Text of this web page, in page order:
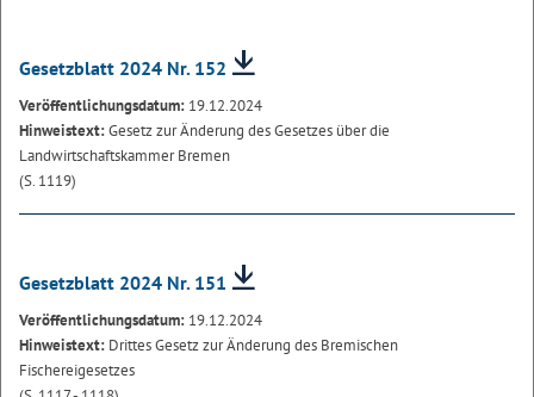
Gesetzblatt 2024 Nr. 152
Veröffentlichungsdatum: 19.12.2024
Hinweistext:Gesetz zur Änderung des Gesetzes über die
Landwirtschaftskammer Bremen
(S. 1119)
Gesetzblatt 2024 Nr. 151
Veröffentlichungsdatum: 19.12.2024
Hinweistext: Drittes Gesetz zur Änderung des Bremischen
Fischereigesetzes